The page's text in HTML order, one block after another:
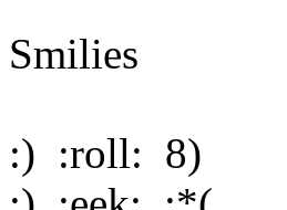
Smilies
:) :roll: 8)